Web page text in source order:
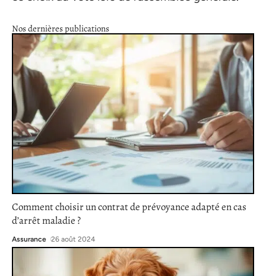
Nos dernières publications
Comment choisir un contrat de prévoyance adapté en cas
d’arrêt maladie ?
Assurance 26 août 2024